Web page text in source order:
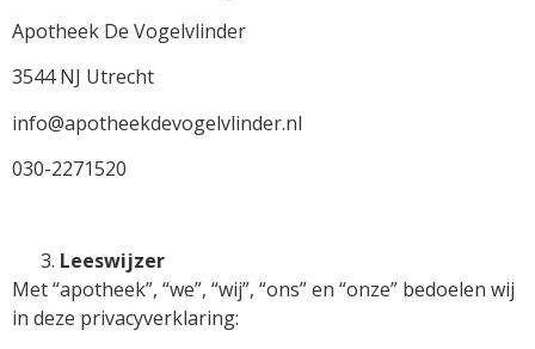
Apotheek De Vogelvlinder
3544 NJ Utrecht
info@apotheekdevogelvlinder.nl
030-2271520
Leeswijzer
Met “apotheek”, “we”, “wij”, “ons” en “onze” bedoelen wij
in deze privacyverklaring: